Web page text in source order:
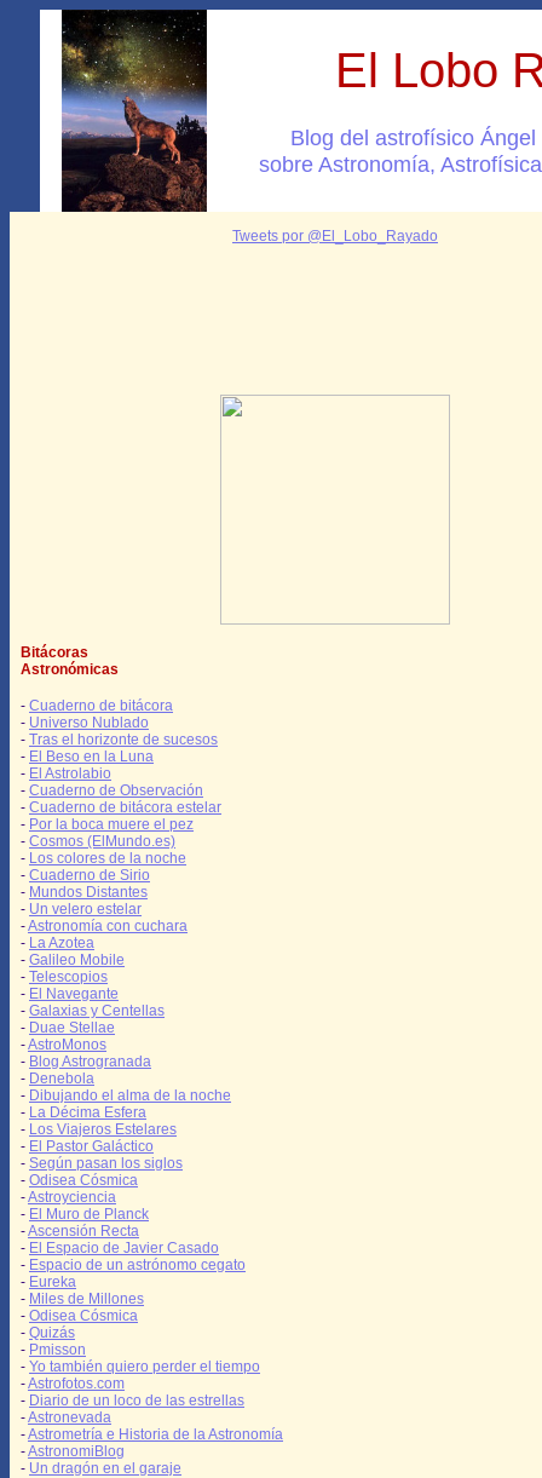
El Lobo
Blog del astrofísico
sobre Astronomía,
Tweets por @El_Lobo_Rayado
Bitácoras
Astronómicas
- Cuaderno de bitácora
- Universo Nublado
- Tras el horizonte de sucesos
- El Beso en la Luna
- El Astrolabio
- Cuaderno de Observación
- Cuaderno de bitácora estelar
- Por la boca muere el pez
- Cosmos (ElMundo.es)
- Los colores de la noche
- Cuaderno de Sirio
- Mundos Distantes
- Un velero estelar
-Astronomía con cuchara
- La Azotea
- Galileo Mobile
- Telescopios
- El Navegante
- Galaxias y Centellas
- Duae Stellae
-AstroMonos
- Blog Astrogranada
- Denebola
- Dibujando el alma de la noche
- La Décima Esfera
- Los Viajeros Estelares
- El Pastor Galáctico
- Según pasan los siglos
- Odisea Cósmica
-Astroyciencia
- El Muro de Planck
-Ascensión Recta
- El Espacio de Javier Casado
- Espacio de un astrónomo cegato
- Eureka
- Miles de Millones
- Odisea Cósmica
- Quizás
- Pmisson
- Yo también quiero perder el tiempo
-Astrofotos.com
- Diario de un loco de las estrellas
-Astronevada
-Astrometría e Historia de la Astronomía
-AstronomiBlog
- Un dragón en el garaje